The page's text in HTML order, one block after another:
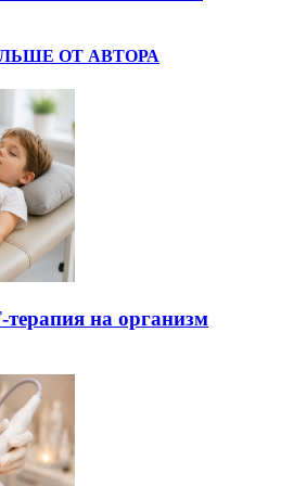
ОТ АВТОРА
на организм